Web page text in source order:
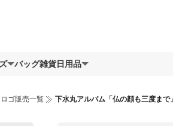
バッグ雑貨日用品
ロゴ販売一覧 下水丸アルバム「仏の顔も三度ま